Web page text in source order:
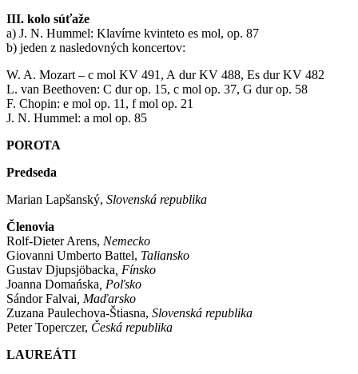
III. kolo súťaže
a) J. N. Hummel: Klavírne kvinteto es mol, op. 87
b) jeden z nasledovných koncertov:
W. A. Mozart – c mol KV 491, A dur KV 488, Es dur KV 482
L. van Beethoven: C dur op. 15, c mol op. 37, G dur op. 58
F. Chopin: e mol op. 11, f mol op. 21
J. N. Hummel: a mol op. 85
POROTA
Predseda
Marian Lapšanský, Slovenská republika
Členovia
Rolf-Dieter Arens, Nemecko
Giovanni Umberto Battel, Taliansko
Gustav Djupsjöbacka Fínsko
Joanna Domańska Poľsko
Sándor Falvai Maďarsko
Zuzana Paulechova-Štiasna, Slovenská republika
Peter Toperczer, Česká republika
LAUREÁTI